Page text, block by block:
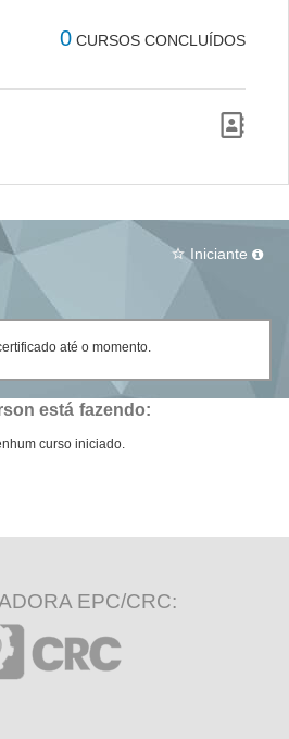
0 CURSOS CONCLUÍDOS
star_border Iniciante
até o momento.
está fazendo:
curso iniciado.
EPC/CRC: